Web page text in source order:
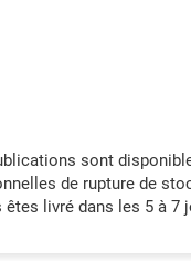
sont
de rupture de
livré dans les 5 à 7